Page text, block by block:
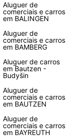
Aluguer de
comerciais e carros
em BALINGEN
Aluguer de
comerciais e carros
em BAMBERG
Aluguer de carros
em Bautzen -
Budyšin
Aluguer de
comerciais e carros
em BAUTZEN
Aluguer de
comerciais e carros
em BAYREUTH